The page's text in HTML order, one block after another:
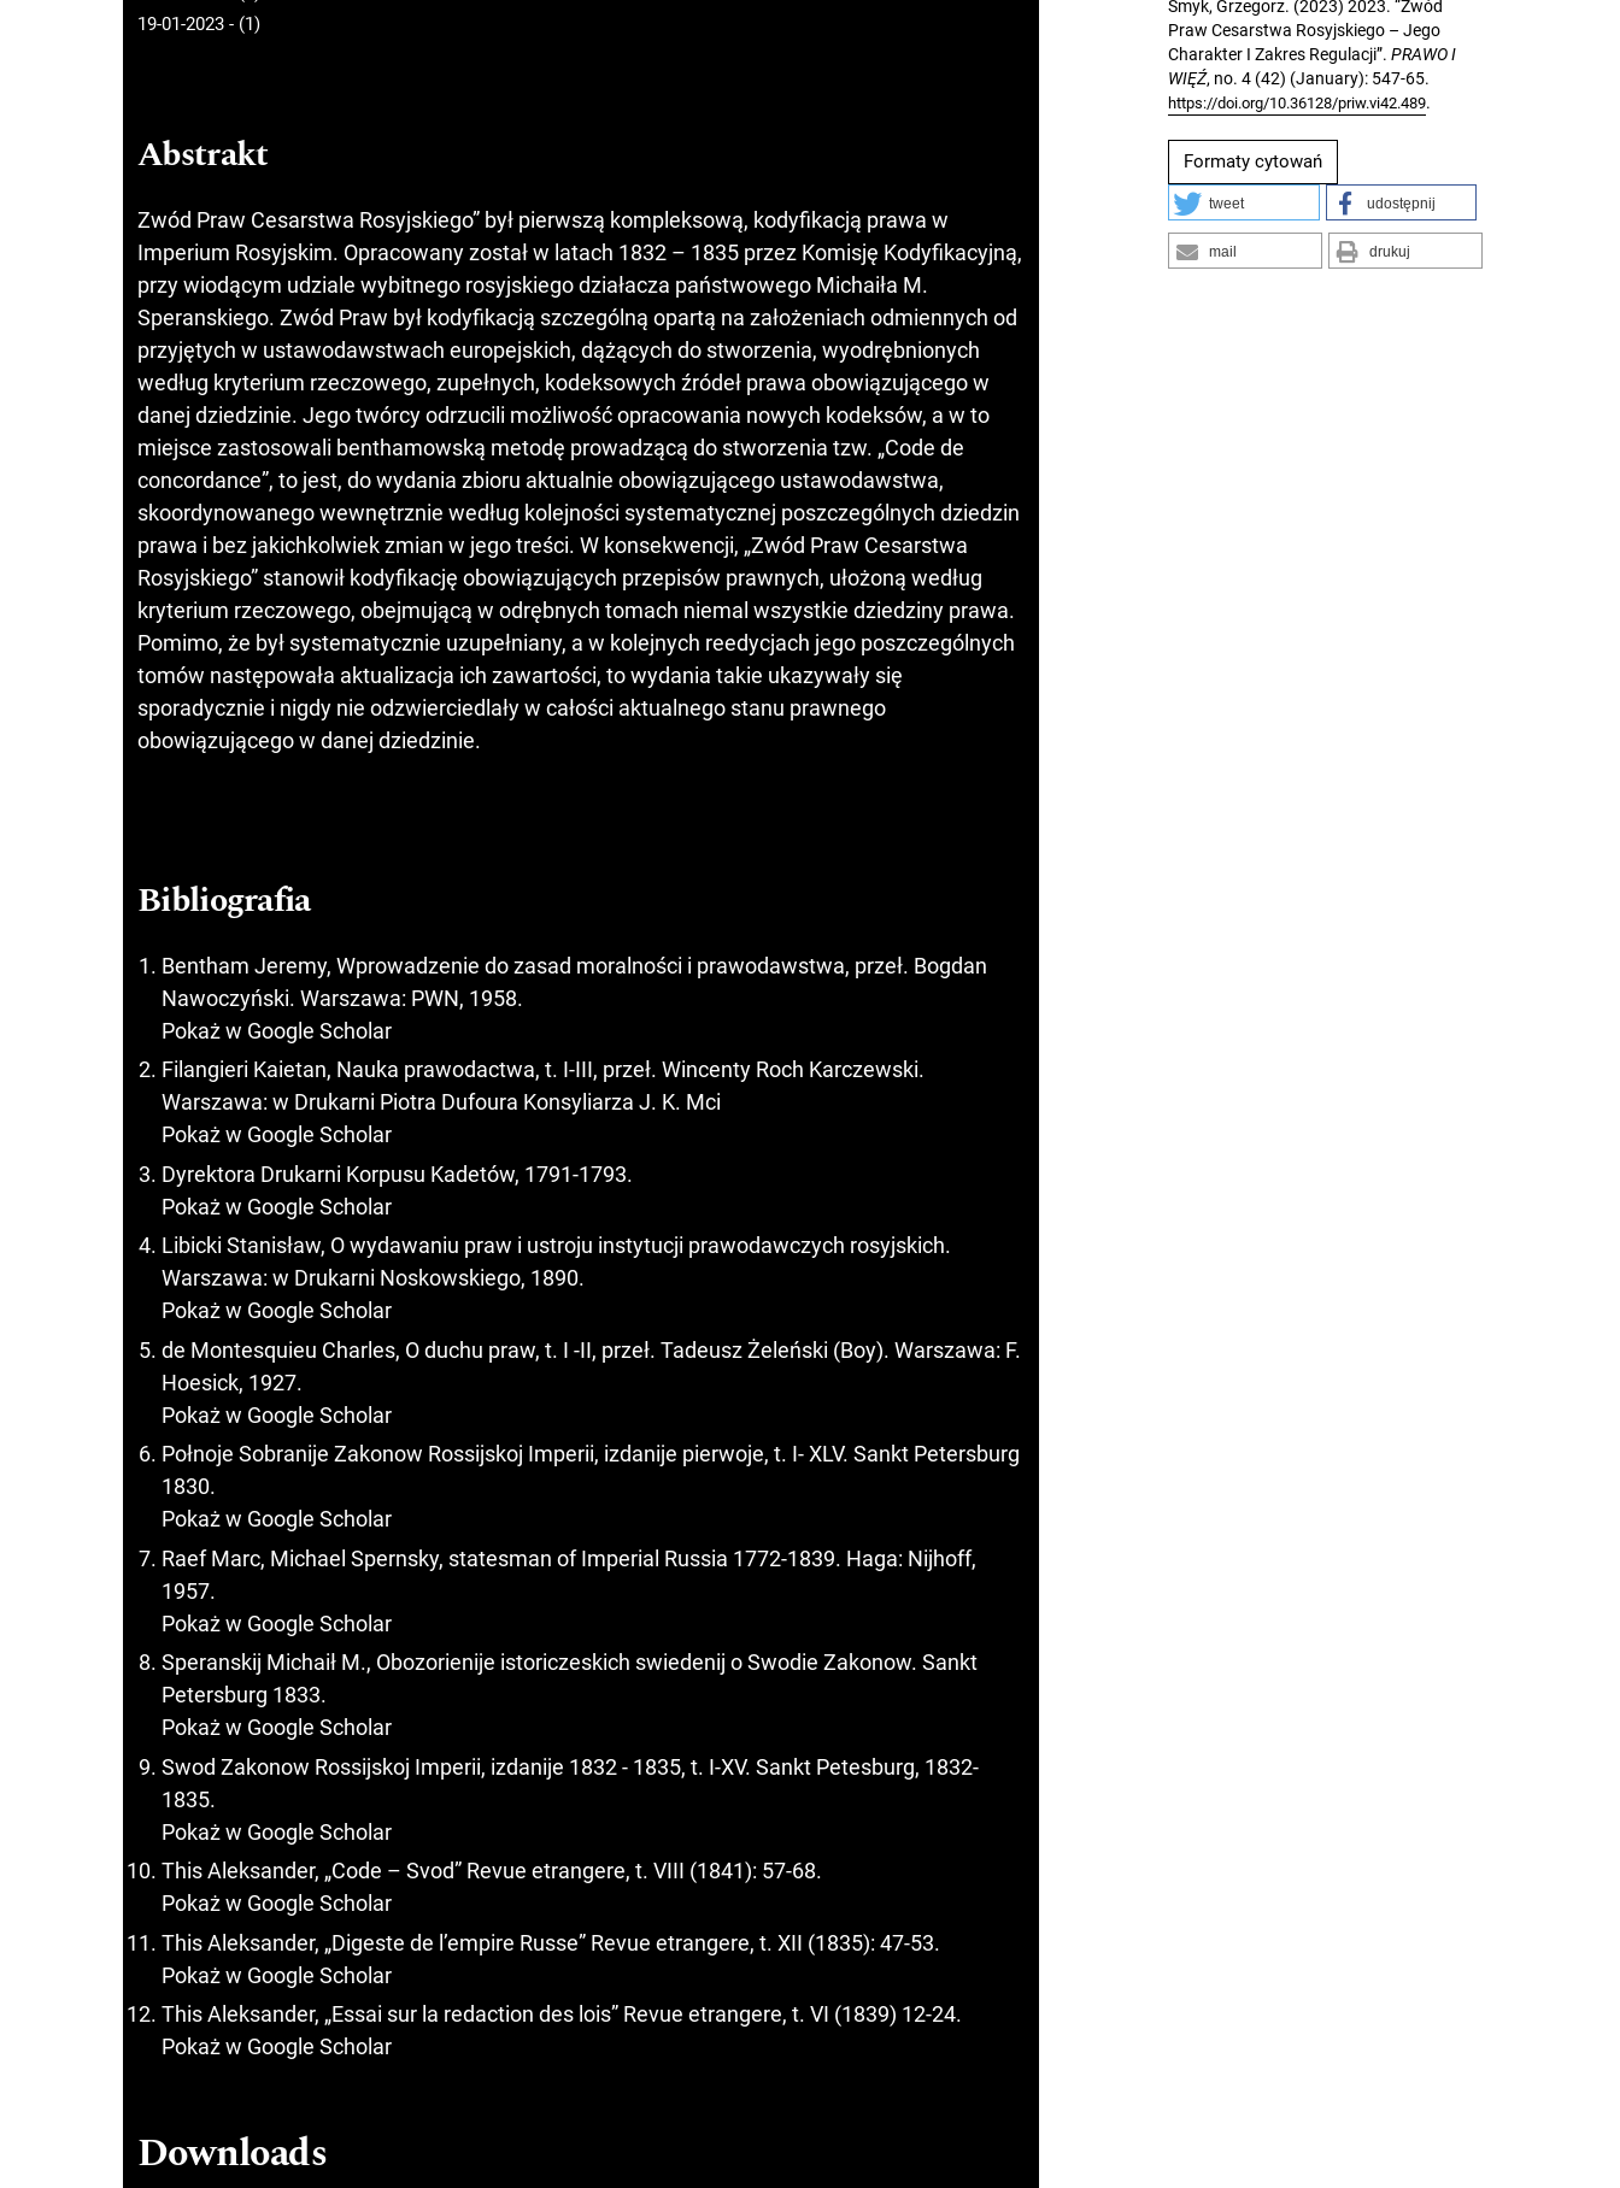
19-01-2023 - (1)
Abstrakt
Zwód Praw Cesarstwa Rosyjskiego” był pierwszą kompleksową, kodyfikacją prawa w
Imperium Rosyjskim. Opracowany został w latach 1832 – 1835 przez Komisję Kodyfikacyjną,
przy wiodącym udziale wybitnego rosyjskiego działacza państwowego Michaiła M.
Speranskiego. Zwód Praw był kodyfikacją szczególną opartą na założeniach odmiennych od
przyjętych w ustawodawstwach europejskich, dążących do stworzenia, wyodrębnionych
według kryterium rzeczowego, zupełnych, kodeksowych źródeł prawa obowiązującego w
danej dziedzinie. Jego twórcy odrzucili możliwość opracowania nowych kodeksów, a w to
miejsce zastosowali benthamowską metodę prowadzącą do stworzenia tzw. „Code de
concordance”, to jest, do wydania zbioru aktualnie obowiązującego ustawodawstwa,
skoordynowanego wewnętrznie według kolejności systematycznej poszczególnych dziedzin
prawa i bez jakichkolwiek zmian w jego treści. W konsekwencji, „Zwód Praw Cesarstwa
Rosyjskiego” stanowił kodyfikację obowiązujących przepisów prawnych, ułożoną według
kryterium rzeczowego, obejmującą w odrębnych tomach niemal wszystkie dziedziny prawa.
Pomimo, że był systematycznie uzupełniany, a w kolejnych reedycjach jego poszczególnych
tomów następowała aktualizacja ich zawartości, to wydania takie ukazywały się
sporadycznie i nigdy nie odzwierciedlały w całości aktualnego stanu prawnego
obowiązującego w danej dziedzinie.
Bibliografia
Bentham Jeremy, Wprowadzenie do zasad moralności i prawodawstwa, przeł. Bogdan
Nawoczyński. Warszawa: PWN, 1958.
Pokaż w Google Scholar
Filangieri Kaietan, Nauka prawodactwa, t. I-III, przeł. Wincenty Roch Karczewski.
Warszawa: w Drukarni Piotra Dufoura Konsyliarza J. K. Mci
Pokaż w Google Scholar
Dyrektora Drukarni Korpusu Kadetów, 1791-1793.
Pokaż w Google Scholar
Libicki Stanisław, O wydawaniu praw i ustroju instytucji prawodawczych rosyjskich.
Warszawa: w Drukarni Noskowskiego, 1890.
Pokaż w Google Scholar
de Montesquieu Charles, O duchu praw, t. I -II, przeł. Tadeusz Żeleński (Boy). Warszawa: F.
Hoesick, 1927.
Pokaż w Google Scholar
Połnoje Sobranije Zakonow Rossijskoj Imperii, izdanije pierwoje, t. I- XLV. Sankt Petersburg
1830.
Pokaż w Google Scholar
Raef Marc, Michael Spernsky, statesman of Imperial Russia 1772-1839. Haga: Nijhoff,
1957.
Pokaż w Google Scholar
Speranskij Michaił M., Obozorienije istoriczeskich swiedenij o Swodie Zakonow. Sankt
Petersburg 1833.
Pokaż w Google Scholar
Swod Zakonow Rossijskoj Imperii, izdanije 1832 - 1835, t. I-XV. Sankt Petesburg, 1832-
1835.
Pokaż w Google Scholar
This Aleksander, „Code – Svod” Revue etrangere, t. VIII (1841): 57-68.
Pokaż w Google Scholar
This Aleksander, „Digeste de l’empire Russe” Revue etrangere, t. XII (1835): 47-53.
Pokaż w Google Scholar
This Aleksander, „Essai sur la redaction des lois” Revue etrangere, t. VI (1839) 12-24.
Pokaż w Google Scholar
Downloads
Smyk, Grzegorz. (2023) 2023. “Zwód
Praw Cesarstwa Rosyjskiego – Jego
Charakter I Zakres Regulacji”. PRAWO I
WIĘŹ, no. 4 (42) (January): 547-65.
https://doi.org/10.36128/priw.vi42.489.
Formaty cytowań
tweet udostępnij
mail drukuj